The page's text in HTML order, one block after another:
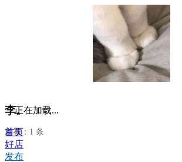
李。
发布：1 条
正在加载...
首页
好店
发布